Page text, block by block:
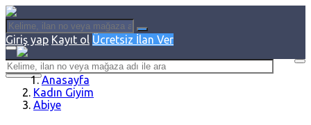
Giriş yap Kayıt ol Ücretsiz İlan Ver
Anasayfa
Kadın Giyim
Abiye